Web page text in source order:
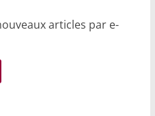
articles par e-